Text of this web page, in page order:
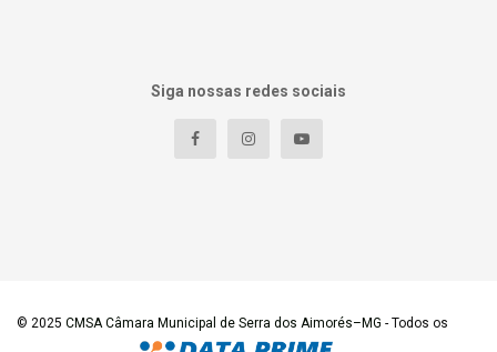
Siga nossas redes sociais
© 2025 CMSA Câmara Municipal de Serra dos Aimorés–MG - Todos os